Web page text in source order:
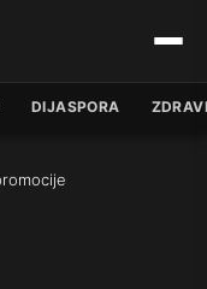
DIJASPORA